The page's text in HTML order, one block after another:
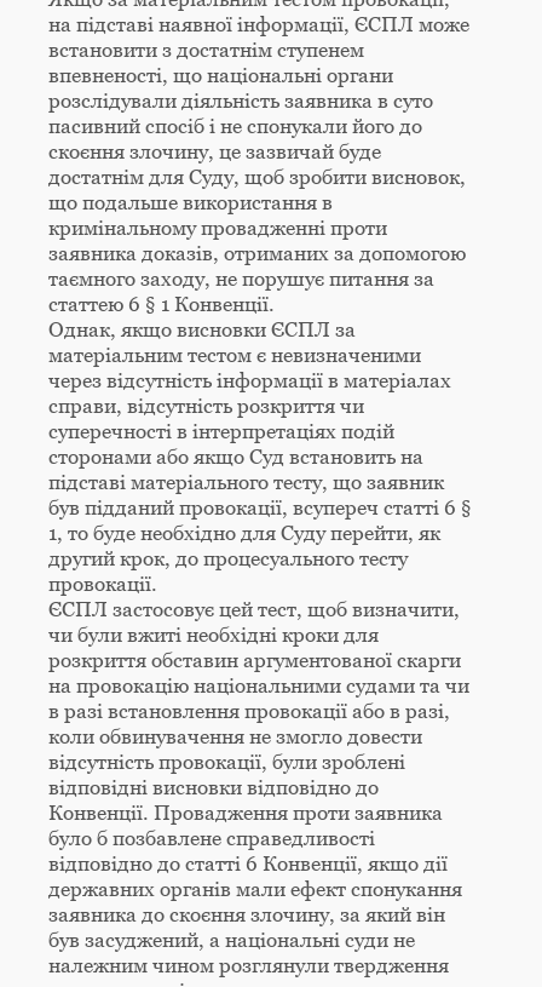
на підставі наявної інформації, ЄСПЛ може
встановити з достатнім ступенем
впевненості, що національні органи
розслідували діяльність заявника в суто
пасивний спосіб і не спонукали його до
скоєння злочину, це зазвичай буде
достатнім для Суду, щоб зробити висновок,
що подальше використання в
кримінальному провадженні проти
заявника доказів, отриманих за допомогою
таємного заходу, не порушує питання за
статтею 6 § 1 Конвенції.
Однак, якщо висновки ЄСПЛ за
матеріальним тестом є невизначеними
через відсутність інформації в матеріалах
справи, відсутність розкриття чи
суперечності в інтерпретаціях подій
сторонами або якщо Суд встановить на
підставі матеріального тесту, що заявник
був підданий провокації, всупереч статті 6 §
1, то буде необхідно для Суду перейти, як
другий крок, до процесуального тесту
провокації.
ЄСПЛ застосовує цей тест, щоб визначити,
чи були вжиті необхідні кроки для
розкриття обставин аргументованої скарги
на провокацію національними судами та чи
в разі встановлення провокації або в разі,
коли обвинувачення не змогло довести
відсутність провокації, були зроблені
відповідні висновки відповідно до
Конвенції. Провадження проти заявника
було б позбавлене справедливості
відповідно до статті 6 Конвенції, якщо дії
державних органів мали ефект спонукання
заявника до скоєння злочину, за який він
був засуджений, а національні суди не
належним чином розглянули твердження